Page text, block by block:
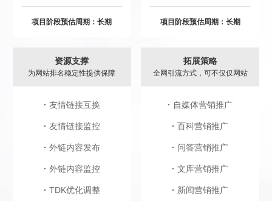
项目阶段预估周期：长期 项目阶段预估周期：长期
资源支撑
为网站排名稳定性提供保障
· 友情链接互换
· 友情链接监控
· 外链内容发布
· 外链内容监控
· TDK优化调整
拓展策略
全网引流方式，可不仅仅网站
· 自媒体营销推广
· 百科营销推广
· 问答营销推广
· 文库营销推广
· 新闻营销推广